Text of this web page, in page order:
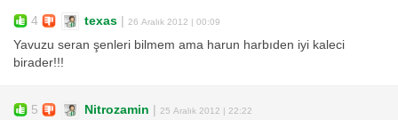
4 texas | 26 Aralık 2012 | 00:09
Yavuzu seran şenleri bilmem ama harun harbıden iyi kaleci
birader!!!
5 Nitrozamin | 25 Aralık 2012 | 22:22